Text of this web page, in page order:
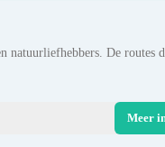
natuurliefhebbers. De routes
Meer